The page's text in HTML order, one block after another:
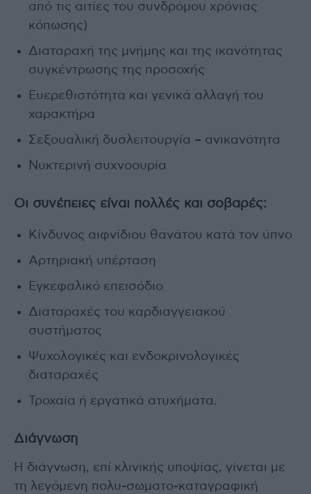
από τις αιτίες του συνδρόμου χρόνιας
κόπωσης)
Διαταραχή της μνήμης και της ικανότητας
συγκέντρωσης της προσοχής
Ευερεθιστότητα και γενικά αλλαγή του
χαρακτήρα
Σεξουαλική δυσλειτουργία – ανικανότητα
Νυκτερινή συχνοουρία
Οι συνέπειες είναι πολλές και σοβαρές:
Κίνδυνος αιφνίδιου θανάτου κατά τον ύπνο
Αρτηριακή υπέρταση
Εγκεφαλικό επεισόδιο
Διαταραχές του καρδιαγγειακού
συστήματος
Ψυχολογικές και ενδοκρινολογικές
διαταραχές
Τροχαία ή εργατικά ατυχήματα.
Διάγνωση
Η διάγνωση, επί κλινικής υποψίας, γίνεται με
τη λεγόμενη πολυ-σωματο-καταγραφική